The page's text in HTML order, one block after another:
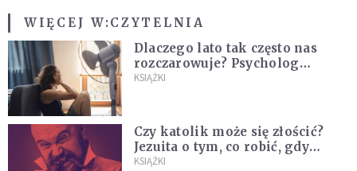
WIĘCEJ W:CZYTELNIA
Dlaczego lato tak często nas
rozczarowuje? Psycholog
wyjaśnia, skąd bierze się presja
KSIĄŻKI
Czy katolik może się złościć?
Jezuita o tym, co robić, gdy
puszczają nam nerwy
KSIĄŻKI